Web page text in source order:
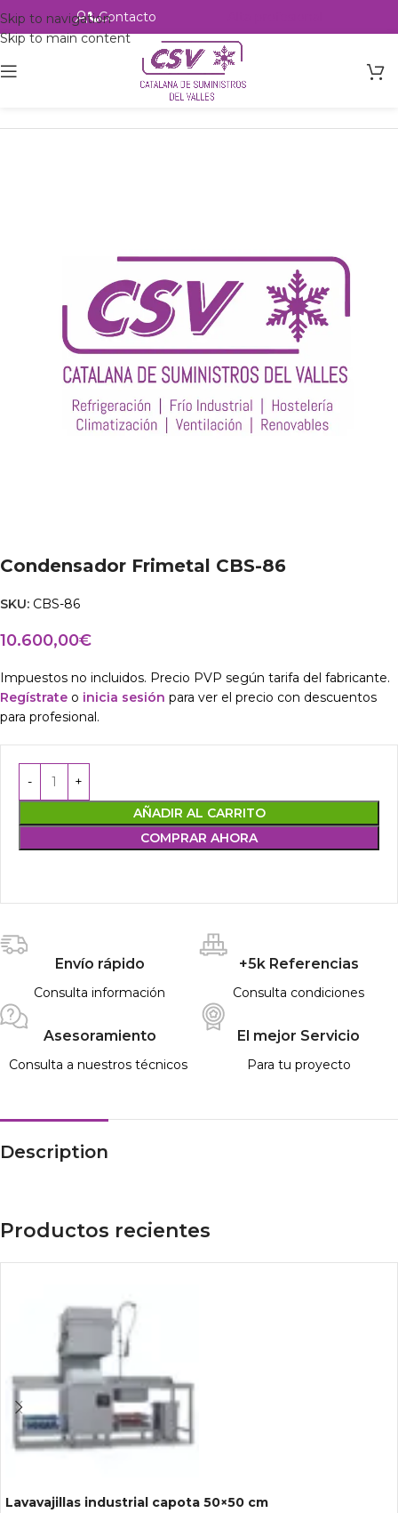
Skip to navigation
Skip to main content
Contacto
Intercambio
Condensador Frimetal CBS-86
SKU: CBS-86
10.600,00€
Impuestos no incluidos. Precio PVP según tarifa del fabricante.
Regístrate o inicia sesión para ver el precio con descuentos
para profesional.
AÑADIR AL CARRITO
COMPRAR AHORA
Envío rápido
Consulta información
+5k Referencias
Consulta condiciones
Asesoramiento
Consulta a nuestros técnicos
El mejor Servicio
Para tu proyecto
Description
Productos recientes
Lavavajillas industrial capota 50×50 cm